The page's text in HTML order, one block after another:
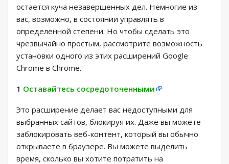
остается куча незавершенных дел. Немногие из
вас, возможно, в состоянии управлять в
определенной степени. Но чтобы сделать это
чрезвычайно простым, рассмотрите возможность
установки одного из этих расширений Google
Chrome в Chrome.
1 Оставайтесь сосредоточенными
Это расширение делает вас недоступными для
выбранных сайтов, блокируя их. Даже вы можете
заблокировать веб-контент, который вы обычно
открываете в браузере. Вы можете выделить
время, сколько вы хотите потратить на